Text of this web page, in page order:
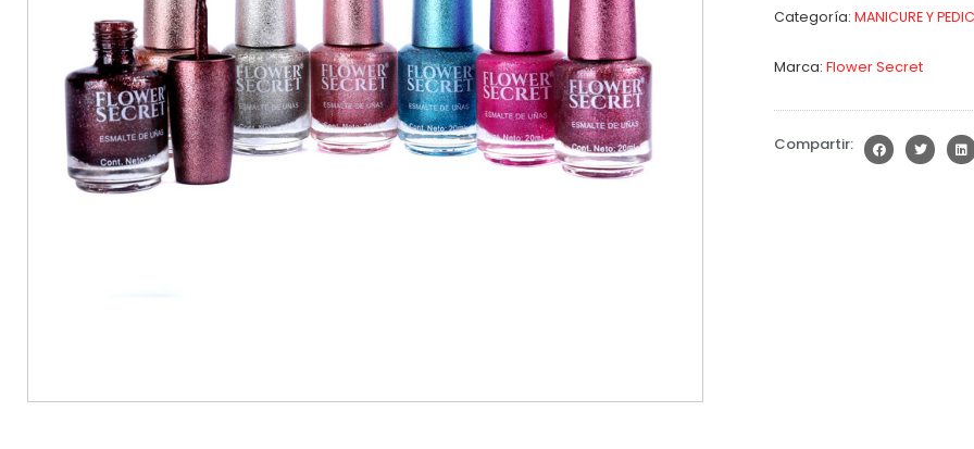
Categoría: MANICURE Y
Marca: Flower Secret
Compartir: